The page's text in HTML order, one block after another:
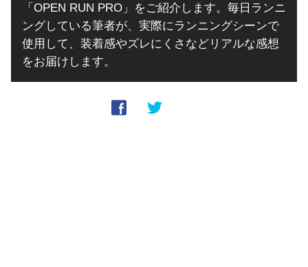
「OPEN RUN PRO」をご紹介します。毎日ランニ
ングしている筆者が、実際にランニングシーンで
使用して、装着感やズレにくさなどリアルな感想
をお届けします。